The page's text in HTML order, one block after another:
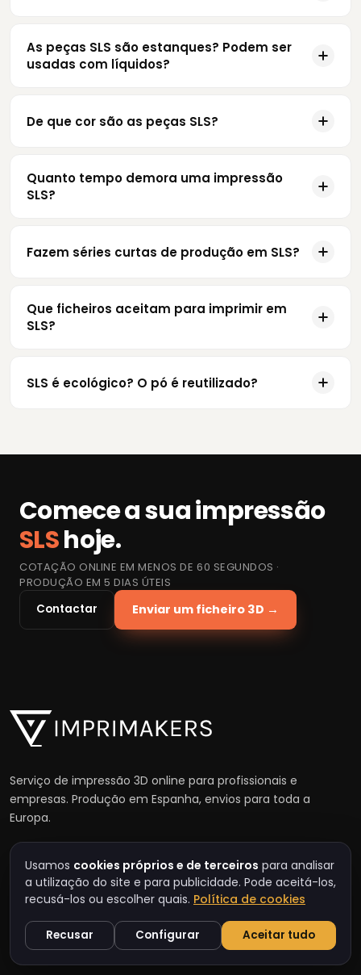
As peças SLS são estanques? Podem ser
usadas com líquidos?
De que cor são as peças SLS?
Quanto tempo demora uma impressão
SLS?
Fazem séries curtas de produção em SLS?
Que ficheiros aceitam para imprimir em
SLS?
SLS é ecológico? O pó é reutilizado?
Comece a sua impressão
SLShoje.
COTAÇÃO ONLINE EM MENOS DE 60 SEGUNDOS ·
PRODUÇÃO EM 5 DIAS ÚTEIS
Contactar
Enviar um ficheiro 3D →
Serviço de impressão 3D online para profissionais e
empresas. Produção em Espanha, envios para toda a
Europa.
info@imprimakers.com
(+34) 615 631 673
Avenida Colón, 22 · 46185 La Pobla de Vallbona,
Valencia
Usamos cookies próprios e de terceiros para analisar
a utilização do site e para publicidade. Pode aceitá-los,
recusá-los ou escolher quais. Política de cookies
Recusar Configurar Aceitar tudo